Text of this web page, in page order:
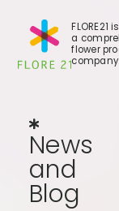
FLORE21 is
a
flower
company.
News
News
and
and
Blog
Blog